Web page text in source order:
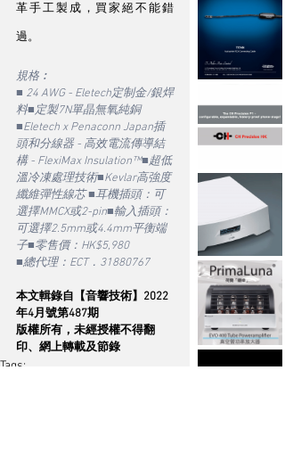
革手工製成，買家絕不能錯
過。
規格︰
■ 24 AWG - Eletech定制金/銀焊
料■定製7N單晶無氧純銅
■Eletech x Penaconn Japan插
頭和分線器 - 高效電流傳導結
構 - FlexiMax Insulation™■超低
溫冷凍處理技術■Kevlar高強度
纖維彈性線芯 ■耳機插頭：可
選擇MMCX或2-pin■輸入插頭：
可選擇2.5mm或4.4mm平衡端
子■零售價：HK$5,980
■總代理：ECT．31880767
本文輯錄自【音響技術】2022
年4月號第487期
版權所有，未經授權不得翻
印、網上轉載及節錄
Tags: